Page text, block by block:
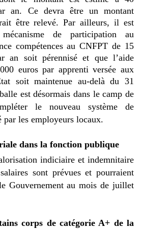
an. Ce devra être un montant
être relevé. Par ailleurs, il est
de participation au
compétences au CNFPT de 15
an soit pérennisé et que l’aide
euros par apprenti versée aux
soit maintenue au-delà du 31
est désormais dans le camp de
le nouveau système de
par les employeurs locaux.
dans la fonction publique
indiciaire et indemnitaire
sont prévues et pourraient
Gouvernement au mois de juillet
corps de catégorie A+ de la